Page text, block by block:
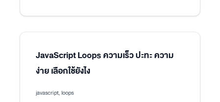
JavaScript Loops ความเร็ว ปะทะ ความ
ง่าย เลือกใช้ยังไง
javascript, loops